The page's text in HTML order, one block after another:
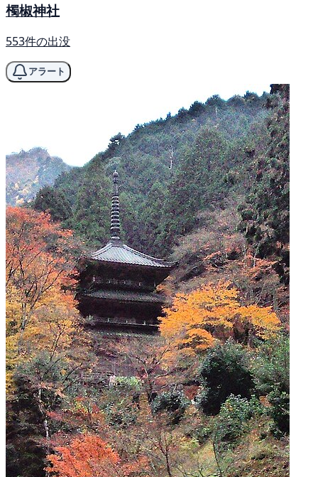
㯮椒神社
553件の出没
アラート